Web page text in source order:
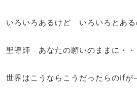
いろいろあるけど いろいろとある
聖導師 あなたの願いのままに・・
世界はこうならこうだったらのif